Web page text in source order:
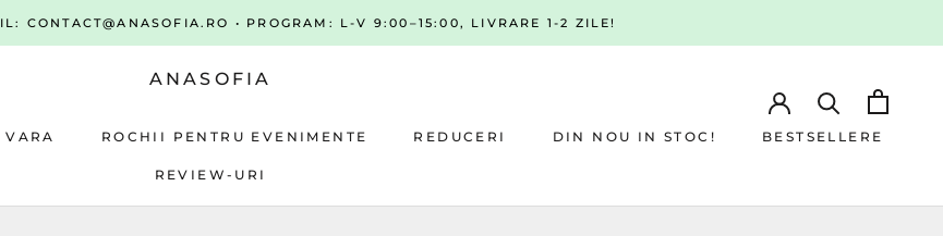
CONTACT@ANASOFIA.RO • PROGRAM: L-V 9:00–15:00, LIVRARE 1-2 ZILE!
VARA ROCHII PENTRU EVENIMENTE REDUCERI DIN NOU IN STOC! BESTSELLERE
REVIEW-URI
ANASOFIA